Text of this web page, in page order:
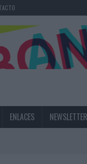
ENLACES NEWSLETTER